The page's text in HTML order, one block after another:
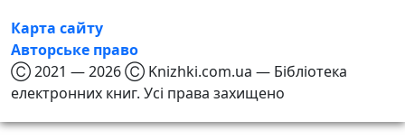
Карта сайту
Авторське право
Ⓒ 2021 — 2026 Ⓒ Knizhki.com.ua — Бібліотека
електронних книг. Усі права захищено